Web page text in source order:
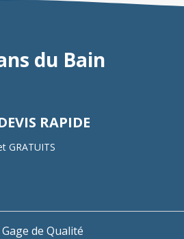
du Bain
RAPIDE
GRATUITS
de Qualité